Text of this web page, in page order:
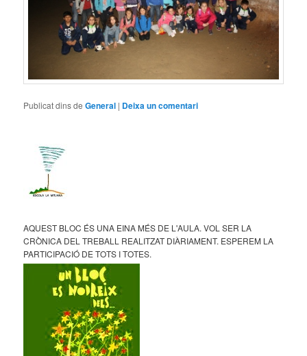
Publicat dins de General | Deixa un comentari
AQUEST BLOC ÉS UNA EINA MÉS DE L'AULA. VOL SER LA
CRÒNICA DEL TREBALL REALITZAT DIÀRIAMENT. ESPEREM LA
PARTICIPACIÓ DE TOTS I TOTES.